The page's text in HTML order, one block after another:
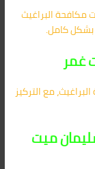
البراغيث
بشكل كامل.
غمر
مع التركيز
ميت